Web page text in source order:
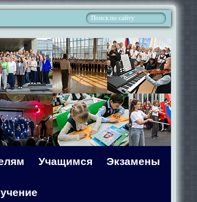
Учащимся Экзамены